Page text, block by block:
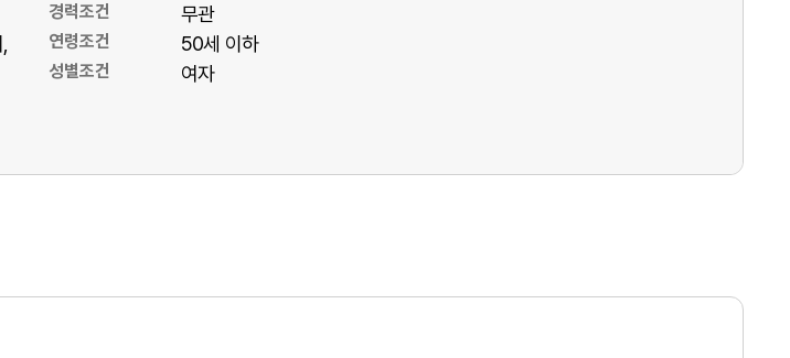
경력조건 무관
연령조건 50세 이하
성별조건 여자